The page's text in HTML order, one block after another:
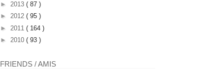
► 2013 ( 87 )
► 2012 ( 95 )
► 2011 ( 164 )
► 2010 ( 93 )
FRIENDS / AMIS